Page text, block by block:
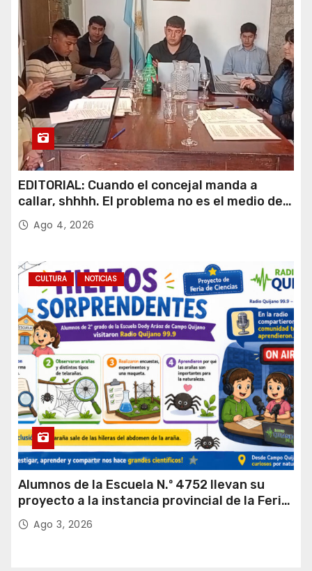
EDITORIAL: Cuando el concejal manda a
callar, shhhh. El problema no es el medio de
comuncación.
Ago 4, 2026
CULTURA NOTICIAS
Alumnos de la Escuela N.º 4752 llevan su
proyecto a la instancia provincial de la Feria
de Ciencias
Ago 3, 2026